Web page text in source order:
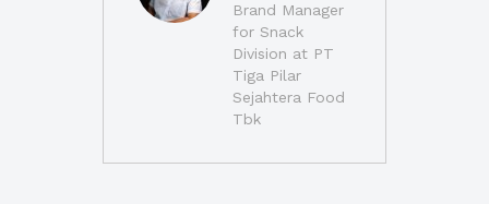
Brand Manager
for Snack
Division at PT
Tiga Pilar
Sejahtera Food
Tbk